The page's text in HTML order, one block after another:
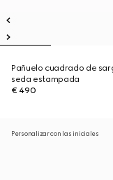
Pañuelo cuadrado de
seda estampada
€ 490
Personalizar con las iniciales